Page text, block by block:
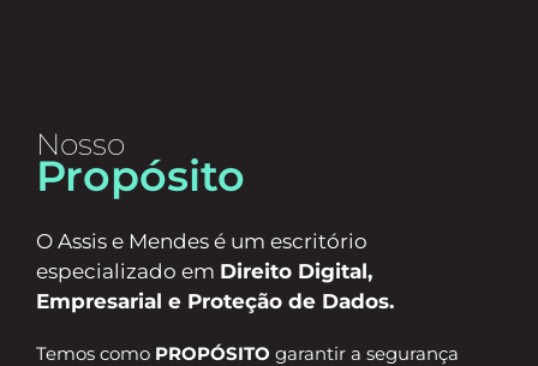
Nosso
Propósito
O Assis e Mendes é um escritório
especializado em Direito Digital,
Empresarial e Proteção de Dados.
Temos como PROPÓSITO garantir a segurança